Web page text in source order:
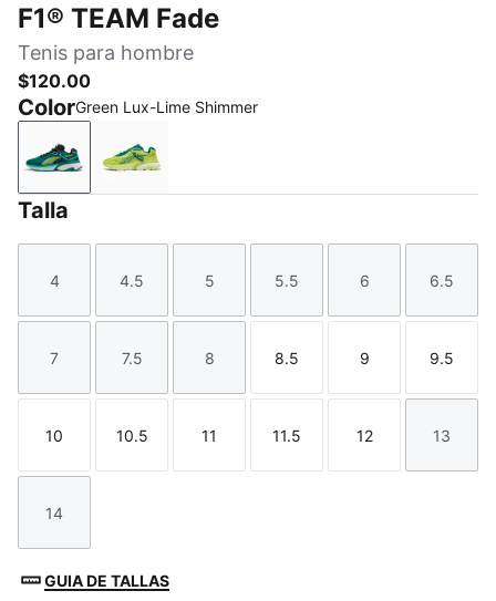
F1® TEAM Fade
Tenis para hombre
$120.00
ColorGreen Lux-Lime Shimmer
Green Lux-Lime Shimmer
Lime Shimmer-Green Lux
Talla
Talla
4
Talla
4.5
Talla
5
Talla
5.5
Talla
6
Talla
6.5
Talla
7
Talla
7.5
Talla
8
Talla
8.5
Talla
9
Talla
9.5
Talla
10
Talla
10.5
Talla
11
Talla
11.5
Talla
12
Talla
13
Talla
14
GUIA DE TALLAS